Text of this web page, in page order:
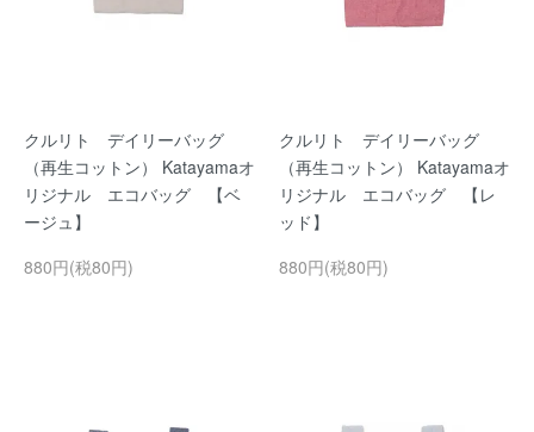
クルリト デイリーバッグ
（再生コットン） Katayamaオ
リジナル エコバッグ 【ベ
ージュ】
880円(税80円)
クルリト デイリーバッグ
（再生コットン） Katayamaオ
リジナル エコバッグ 【レ
ッド】
880円(税80円)